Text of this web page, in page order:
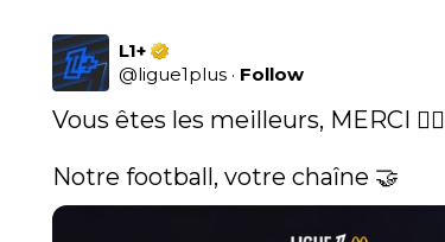
L1+
@ligue1plus · Follow
Vous êtes les meilleurs, MERCI ❤️‍🔥
Notre football, votre chaîne 🤝